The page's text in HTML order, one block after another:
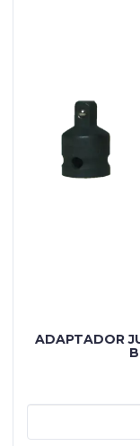
ADAPTADOR